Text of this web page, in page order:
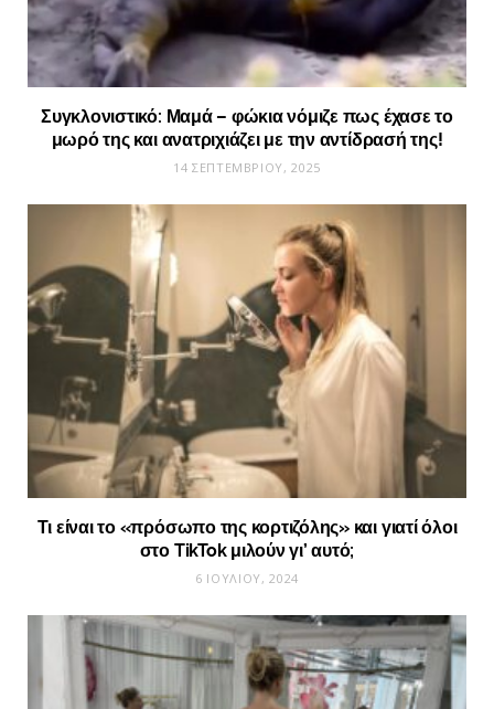
Συγκλονιστικό: Μαμά – φώκια νόμιζε πως έχασε το
μωρό της και ανατριχιάζει με την αντίδρασή της!
14 ΣΕΠΤΕΜΒΡΊΟΥ, 2025
Τι είναι το «πρόσωπο της κορτιζόλης» και γιατί όλοι
στο TikTok μιλούν γι’ αυτό;
6 ΙΟΥΛΊΟΥ, 2024